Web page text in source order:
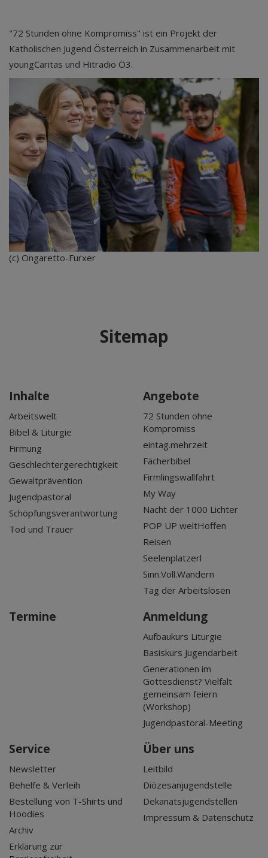
"72 Stunden ohne Kompromiss" ist ein Projekt der
Katholischen Jugend Österreich in Zusammenarbeit mit
youngCaritas und Hitradio Ö3.
(c) Ongaretto-Furxer
Sitemap
Inhalte
Arbeitswelt
Bibel & Liturgie
Firmung
Geschlechtergerechtigkeit
Gewaltprävention
Jugendpastoral
Schöpfungsverantwortung
Tod und Trauer
Angebote
72 Stunden ohne
Kompromiss
eintag.mehrzeit
Fächerbibel
Firmlingswallfahrt
My Way
Nacht der 1000 Lichter
POP UP weltHoffen
Reisen
Seelenplatzerl
Sinn.Voll.Wandern
Tag der Arbeitslosen
Termine Anmeldung
Aufbaukurs Liturgie
Basiskurs Jugendarbeit
Generationen im
Gottesdienst? Vielfalt
gemeinsam feiern
(Workshop)
Jugendpastoral-Meeting
Service
Newsletter
Behelfe & Verleih
Bestellung von T-Shirts und
Hoodies
Archiv
Erklärung zur
Über uns
Leitbild
Diözesanjugendstelle
Dekanatsjugendstellen
Impressum & Datenschutz